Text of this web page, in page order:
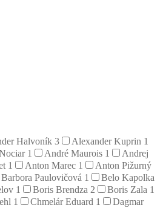
Halvoník 3 Alexander Kuprin 1
1 André Maurois 1
Andrej
1 Anton Marec 1
Anton Pižurný
Barbora Paulovičová 1
Belo Kapolka
1 Boris Brendza 2 Boris Zala 1
1 Chmelár Eduard 1
Dagmar